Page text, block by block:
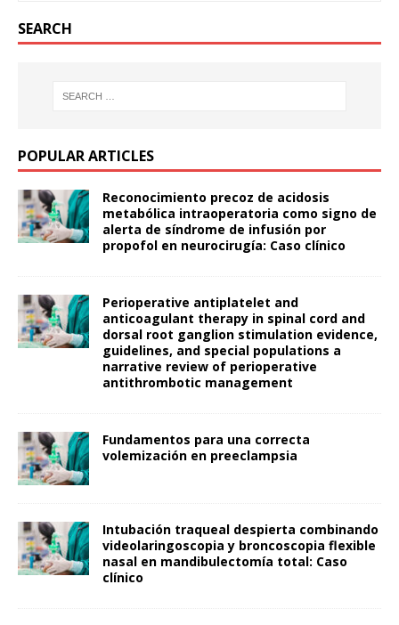
SEARCH
POPULAR ARTICLES
Reconocimiento precoz de acidosis
metabólica intraoperatoria como signo de
alerta de síndrome de infusión por
propofol en neurocirugía: Caso clínico
Perioperative antiplatelet and
anticoagulant therapy in spinal cord and
dorsal root ganglion stimulation evidence,
guidelines, and special populations a
narrative review of perioperative
antithrombotic management
Fundamentos para una correcta
volemización en preeclampsia
Intubación traqueal despierta combinando
videolaringoscopia y broncoscopia flexible
nasal en mandibulectomía total: Caso
clínico